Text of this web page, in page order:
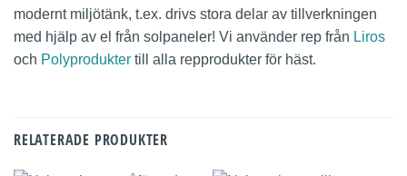
modernt miljötänk, t.ex. drivs stora delar av tillverkningen
med hjälp av el från solpaneler! Vi använder rep från Liros
och Polyprodukter till alla repprodukter för häst.
RELATERADE PRODUKTER